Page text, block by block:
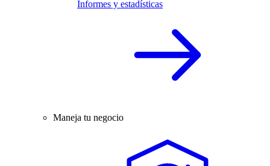
Informes y estadísticas
Maneja tu negocio